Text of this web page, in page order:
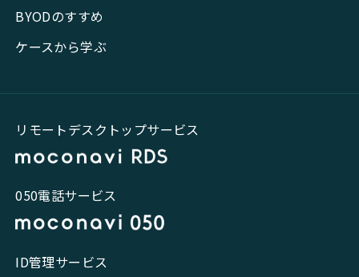
BYODのすすめ
ケースから学ぶ
リモートデスクトップサービス
050電話サービス
ID管理サービス